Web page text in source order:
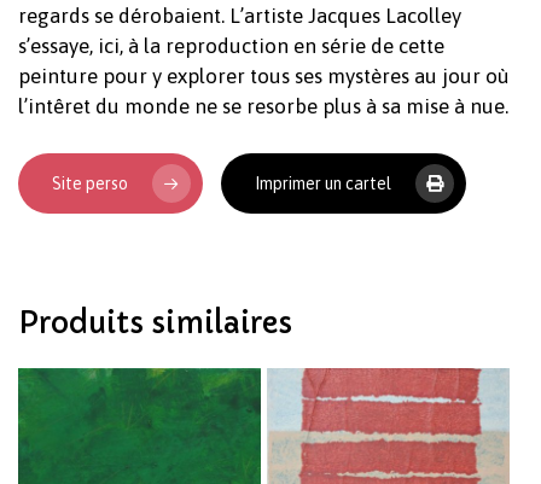
Votre panier est vide.
regards se dérobaient. L’artiste Jacques Lacolley
s’essaye, ici, à la reproduction en série de cette
peinture pour y explorer tous ses mystères au jour où
l’intêret du monde ne se resorbe plus à sa mise à nue.
Site perso Imprimer un cartel
Produits similaires